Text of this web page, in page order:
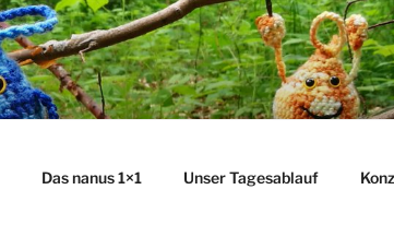
Das nanus 1×1 Unser Tagesablauf